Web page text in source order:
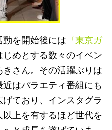
動を開始後には 『東京ガ
じめとする数々のイベン
きさん。その活躍ぶりは
はバラエティ番組にも
ており、インスタグラ
上を有するほど世代を